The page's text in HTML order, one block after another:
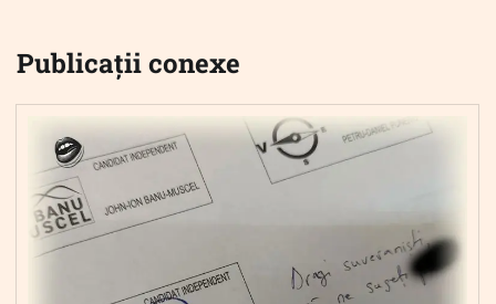
Publicații conexe